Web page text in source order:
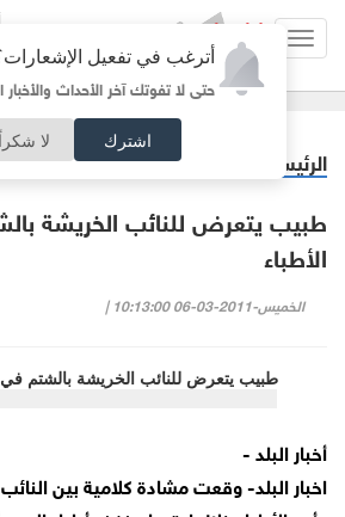
أترغب في تفعيل
حتى لا تفوتك آخر الأحداث والأخبار
اشترك لا
الرئيسية
طبيب يتعرض للنائب الخريشة
الأطباء
الخميس-2011-03-06 10:13:00 |
أخبار البلد -
اخبار البلد- وقعت مشادة كلامية بين